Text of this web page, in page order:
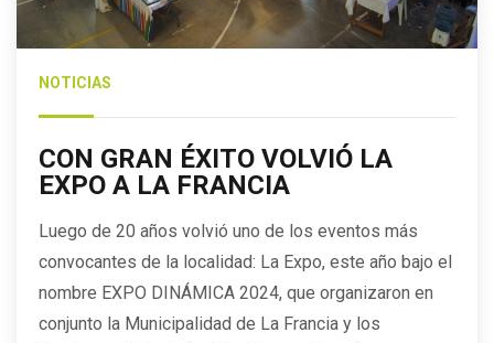
NOTICIAS
CON GRAN ÉXITO VOLVIÓ LA
EXPO A LA FRANCIA
Luego de 20 años volvió uno de los eventos más
convocantes de la localidad: La Expo, este año bajo el
nombre EXPO DINÁMICA 2024, que organizaron en
conjunto la Municipalidad de La Francia y los